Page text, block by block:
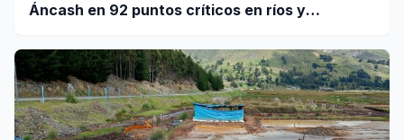
Áncash en 92 puntos críticos en ríos y